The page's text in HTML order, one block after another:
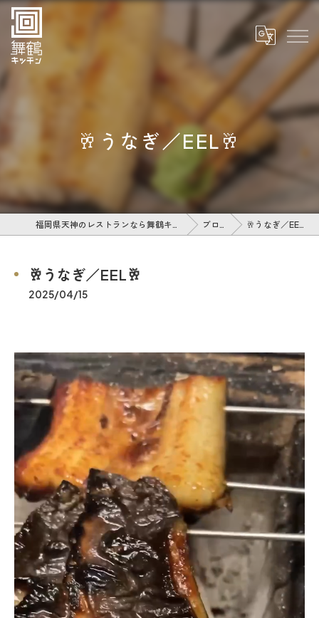
🥂うなぎ／EEL🥂
福岡県天神のレストランなら舞鶴キッチン ブログ 🥂うなぎ／EEL🥂
🥂うなぎ／EEL🥂
2025/04/15